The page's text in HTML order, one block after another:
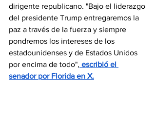
dirigente republicano. "Bajo el liderazgo
del presidente Trump entregaremos la
paz a través de la fuerza y siempre
pondremos los intereses de los
estadounidenses y de Estados Unidos
por encima de todo", escribió el
senador por Florida en X.